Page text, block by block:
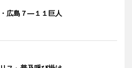
広島７―１１巨人